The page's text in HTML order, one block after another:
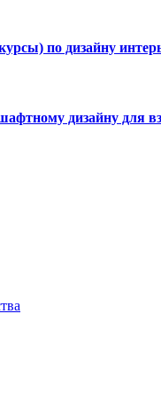
по дизайну
дизайну для